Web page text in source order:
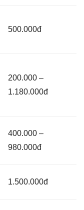
500.000đ
200.000 –
1.180.000đ
400.000 –
980.000đ
1.500.000đ